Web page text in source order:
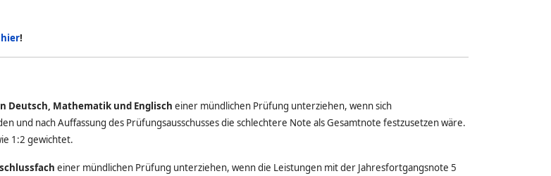
hier!
Deutsch, Mathematik und Englisch einer mündlichen Prüfung unterziehen, wenn sich
und nach Auffassung des Prüfungsausschusses die schlechtere Note als Gesamtnote festzusetzen wäre.
1:2 gewichtet.
einer mündlichen Prüfung unterziehen, wenn die Leistungen mit der Jahresfortgangsnote 5